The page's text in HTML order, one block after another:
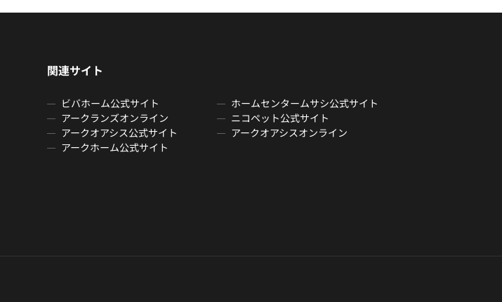
関連サイト
ビバホーム公式サイト
ホームセンタームサシ公式サイト
アークランズオンライン
ニコペット公式サイト
アークオアシス公式サイト
アークオアシスオンライン
アークホーム公式サイト